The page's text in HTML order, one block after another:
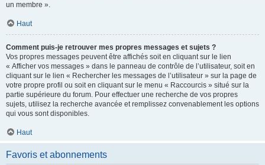
un membre ».
Haut
Comment puis-je retrouver mes propres messages et sujets ?
Vos propres messages peuvent être affichés soit en cliquant sur le lien
« Afficher vos messages » dans le panneau de contrôle de l’utilisateur, soit en
cliquant sur le lien « Rechercher les messages de l’utilisateur » sur la page de
votre propre profil ou soit en cliquant sur le menu « Raccourcis » situé sur la
partie supérieure du forum. Pour effectuer une recherche de vos propres
sujets, utilisez la recherche avancée et remplissez convenablement les options
qui vous sont disponibles.
Haut
Favoris et abonnements